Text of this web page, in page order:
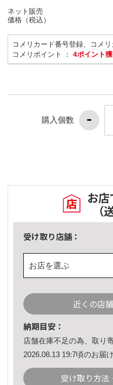
ネット販売
価格（税込）
コメリカード番号登録、コメ
コメリポイント ： 4ポイント
購入個数
お
（
受け取り店舗：
お店を選ぶ
近くの店
納期目安：
店舗在庫不足の為、取り
2026.08.13 19:7頃のお届
受け取り方法